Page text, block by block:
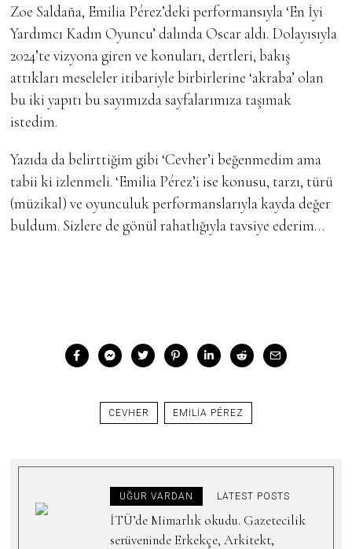
Zoe Saldaña, Emilia Pérez’deki performansıyla ‘En İyi
Yardımcı Kadın Oyuncu’ dalında Oscar aldı. Dolayısıyla
2024’te vizyona giren ve konuları, dertleri, bakış
attıkları meseleler itibariyle birbirlerine ‘akraba’ olan
bu iki yapıtı bu sayımızda sayfalarımıza taşımak
istedim.
Yazıda da belirttiğim gibi ‘Cevher’i beğenmedim ama
tabii ki izlenmeli. ‘Emilia Pérez’i ise konusu, tarzı, türü
(müzikal) ve oyunculuk performanslarıyla kayda değer
buldum. Sizlere de gönül rahatlığıyla tavsiye ederim…
CEVHER EMILIA PÉREZ
UĞUR VARDAN LATEST POSTS
İTÜ’de Mimarlık okudu. Gazetecilik
serüveninde Erkekçe, Arkitekt,